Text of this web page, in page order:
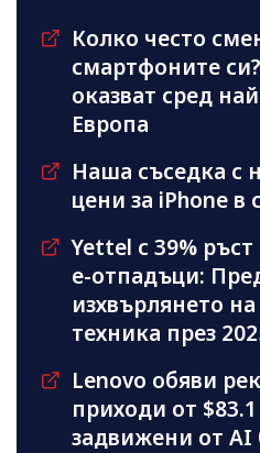
Колко често
смартфоните
оказват сред
Европа
Наша съседка с
цени за iPhone в
Yettel с 39%
е-отпадъци:
изхвърлянето
техника през
Lenovo обяви
приходи от
задвижени от AI